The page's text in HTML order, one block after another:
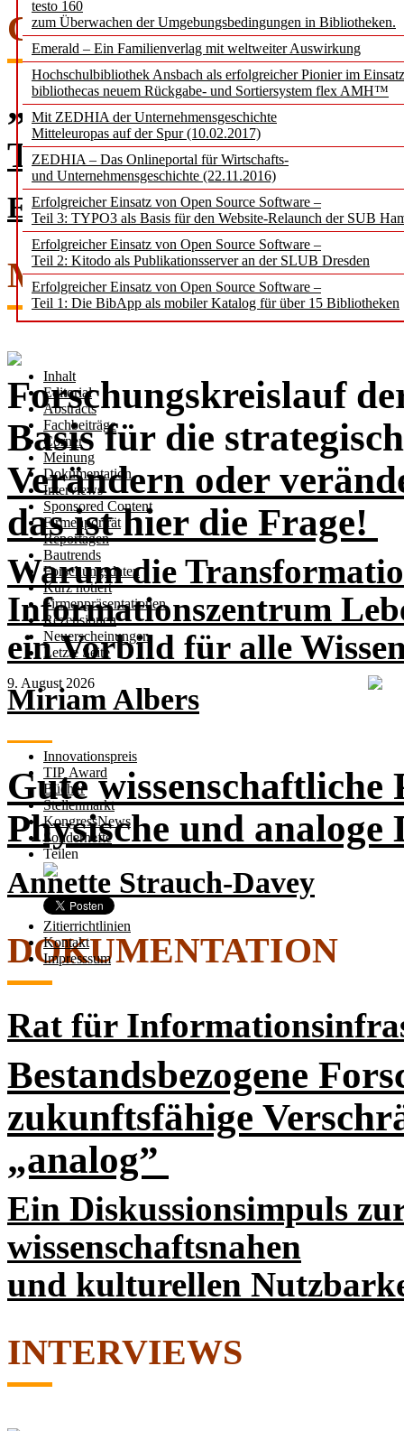
testo 160
zum Überwachen der Umgebungsbedingungen in Bibliotheken.
Emerald – Ein Familienverlag mit weltweiter Auswirkung
Hochschulbibliothek Ansbach als erfolgreicher Pionier im
bibliothecas neuem Rückgabe- und Sortiersystem flex AMH™
Mit ZEDHIA der Unternehmensgeschichte
Mitteleuropas auf der Spur (10.02.2017)
ZEDHIA – Das Onlineportal für Wirtschafts-
und Unternehmensgeschichte (22.11.2016)
Erfolgreicher Einsatz von Open Source Software –
Teil 3: TYPO3 als Basis für den Website-Relaunch der SUB
Erfolgreicher Einsatz von Open Source Software –
Teil 2: Kitodo als Publikationsserver an der SLUB Dresden
Erfolgreicher Einsatz von Open Source Software –
Teil 1: Die BibApp als mobiler Katalog für über 15 Bibliotheken
Inhalt
Editorial
Abstracts
Fachbeiträge
Corner
Meinung
Dokumentation
Interviews
Sponsored Content
Firmenporträt
Reportagen
Bautrends
Forschungsdaten
Kurz notiert
Firmenpräsentationen
Rezensionen
Neuerscheinungen
Letzte Seite
9. August 2026
Innovationspreis
TIP Award
Bücher
Stellenmarkt
KongressNews
Sonderhefte
Teilen
Zitierrichtlinien
Kontakt
Impresssum
CORNER
„Die Kunst des
Tarnschriften gegen die
Erlesenes von Georg Ruppelt
MEINUNG
Forschungs­kreis­lauf
Basis für die
Verändern oder
das ist hier die Frage!
Warum die
Informationszentrum
ein Vorbild für alle
Miriam Albers
Gute wissenschaftliche
Physische und
Annette Strauch-Davey
DOKUMENTATION
Rat für
Bestandsbezogene
zukunftsfähige
„analog”
Ein Diskussionsimpuls
wissenschaftsnahen
und kulturellen
INTERVIEWS